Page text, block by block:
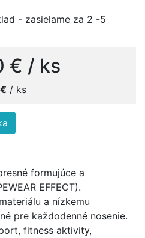
- zasielame za 2 -5
€ / ks
/ ks
formujúce a
EFFECT).
materiálu a nízkemu
pre každodenné nosenie.
fitness aktivity,